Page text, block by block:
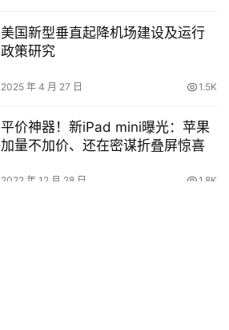
美国新型垂直起降机场建设及运行
政策研究
2025 年 4 月 27 日 1.5K
平价神器！新iPad mini曝光：苹果
加量不加价、还在密谋折叠屏惊喜
2022 年 12 月 28 日 1.8K